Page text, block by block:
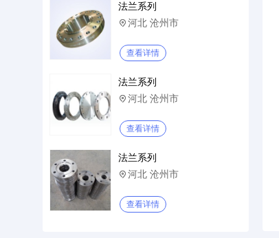
法兰系列
 河北 沧州市
查看详情
法兰系列
 河北 沧州市
查看详情
法兰系列
 河北 沧州市
查看详情